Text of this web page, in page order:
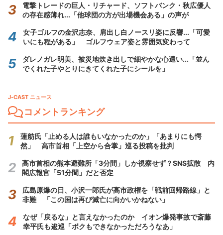
電撃トレードの巨人・リチャード、ソフトバンク・秋広優人
の存在感薄れ...「他球団の方が出場機会ある」の声が
女子ゴルフの金沢志奈、肩出し白ノースリ姿に反響...「可愛
いにも程がある」 ゴルフウェア姿と雰囲気変わって
ダレノガレ明美、被災地炊き出しで細やかな心遣い...「並ん
でくれた子やとりにきてくれた子にシールを」
J-CAST ニュース
コメントランキング
蓮舫氏「止める人は誰もいなかったのか」「あまりにも愕
然」 高市首相「上空から合掌」巡る投稿を批判
高市首相の熊本避難所「3分間」しか視察せず？SNS拡散 内
閣広報官「51分間」だと否定
広島原爆の日、小沢一郎氏が高市政権を「戦前回帰路線」と
非難 「この国は再び滅亡に向かいかねない」
なぜ「戻るな」と言えなかったのか イオン爆発事故で斎藤
幸平氏も逡巡「ボクもできなかっただろうなあ」